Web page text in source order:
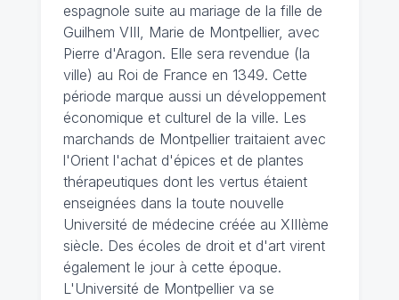
espagnole suite au mariage de la fille de
Guilhem VIII, Marie de Montpellier, avec
Pierre d'Aragon. Elle sera revendue (la
ville) au Roi de France en 1349. Cette
période marque aussi un développement
économique et culturel de la ville. Les
marchands de Montpellier traitaient avec
l'Orient l'achat d'épices et de plantes
thérapeutiques dont les vertus étaient
enseignées dans la toute nouvelle
Université de médecine créée au XIIIème
siècle. Des écoles de droit et d'art virent
également le jour à cette époque.
L'Université de Montpellier va se